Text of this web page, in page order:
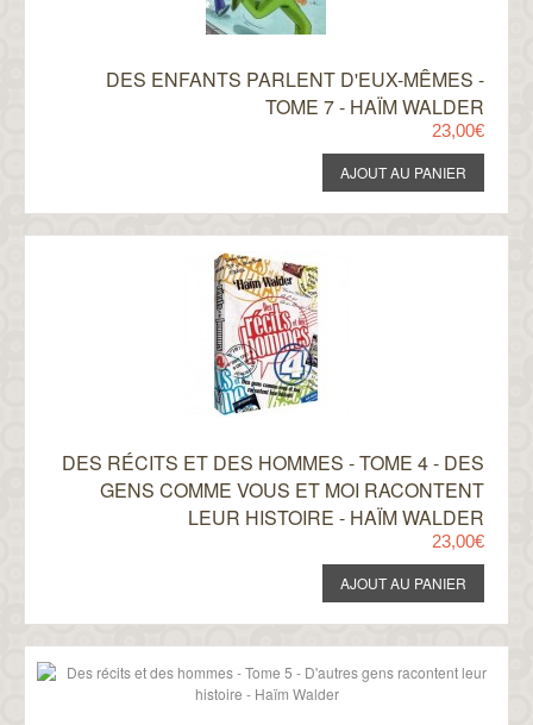
DES ENFANTS PARLENT D'EUX-MÊMES -
TOME 7 - HAÏM WALDER
23,00€
DES RÉCITS ET DES HOMMES - TOME 4 - DES
GENS COMME VOUS ET MOI RACONTENT
LEUR HISTOIRE - HAÏM WALDER
23,00€